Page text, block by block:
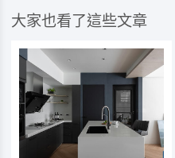
大家也看了這些文章